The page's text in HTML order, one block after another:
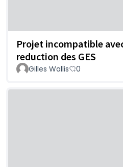
Projet incompatible
reduction des GES
Gilles Wallis 0